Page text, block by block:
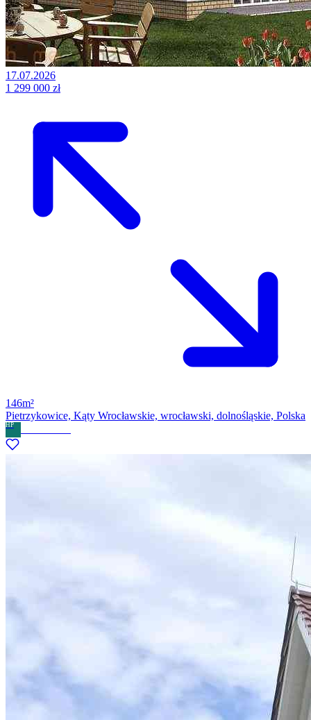
17.07.2026
1 299 000 zł
146m²
Pietrzykowice, Kąty Wrocławskie, wrocławski, dolnośląskie, Polska
HP